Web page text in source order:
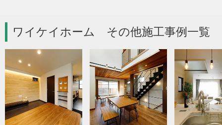
ワイケイホーム その他施工事例一覧